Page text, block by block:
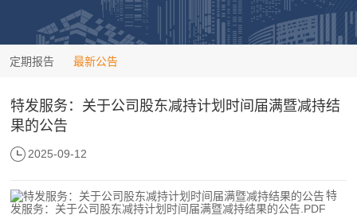
定期报告 最新公告
特发服务：关于公司股东减持计划时间届满暨减持结
果的公告
2025-09-12
特
发服务：关于公司股东减持计划时间届满暨减持结果的公告.PDF